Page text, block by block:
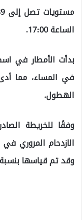
الساعة 17:00.
بدأت الأمطار في
في المساء، مما
الهطول.
وفقًا للخريطة
وقد تم قياسها بنسبة 87٪ حتى الساعة 17:00.